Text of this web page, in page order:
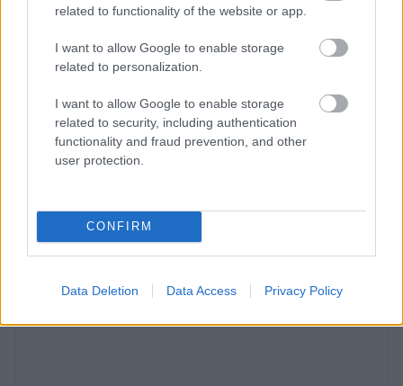
related to functionality of the website or app.
I want to allow Google to enable storage
related to personalization.
I want to allow Google to enable storage
related to security, including authentication
functionality and fraud prevention, and other
user protection.
CONFIRM
Data Deletion Data Access Privacy Policy